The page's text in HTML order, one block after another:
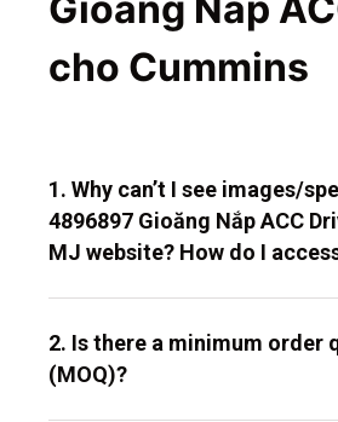
cho Cummins
1. Why can’t I see images/
4896897 Gioăng Nắp ACC
MJ website? How do I
2. Is there a minimum order
(MOQ)?